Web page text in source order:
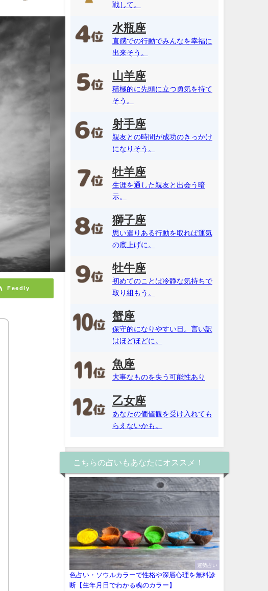
Feedly
戦して。
水瓶座
直感での行動でみんなを幸福に
出来そう。
山羊座
積極的に先頭に立つ勇気を持て
そう。
射手座
親友との時間が成功のきっかけ
になりそう。
牡羊座
生涯を通した親友と出会う暗
示。
獅子座
思い遣りある行動を取れば運気
の底上げに。
牡牛座
初めてのことは冷静な気持ちで
取り組もう。
蟹座
保守的になりやすい日。言い訳
はほどほどに。
魚座
大事なものを失う可能性あり
乙女座
あなたの価値観を受け入れても
らえないかも。
こちらの占いもあなたにオススメ！
運勢占い
色占い・ソウルカラーで性格や深層心理を無料診
断【生年月日でわかる魂のカラー】